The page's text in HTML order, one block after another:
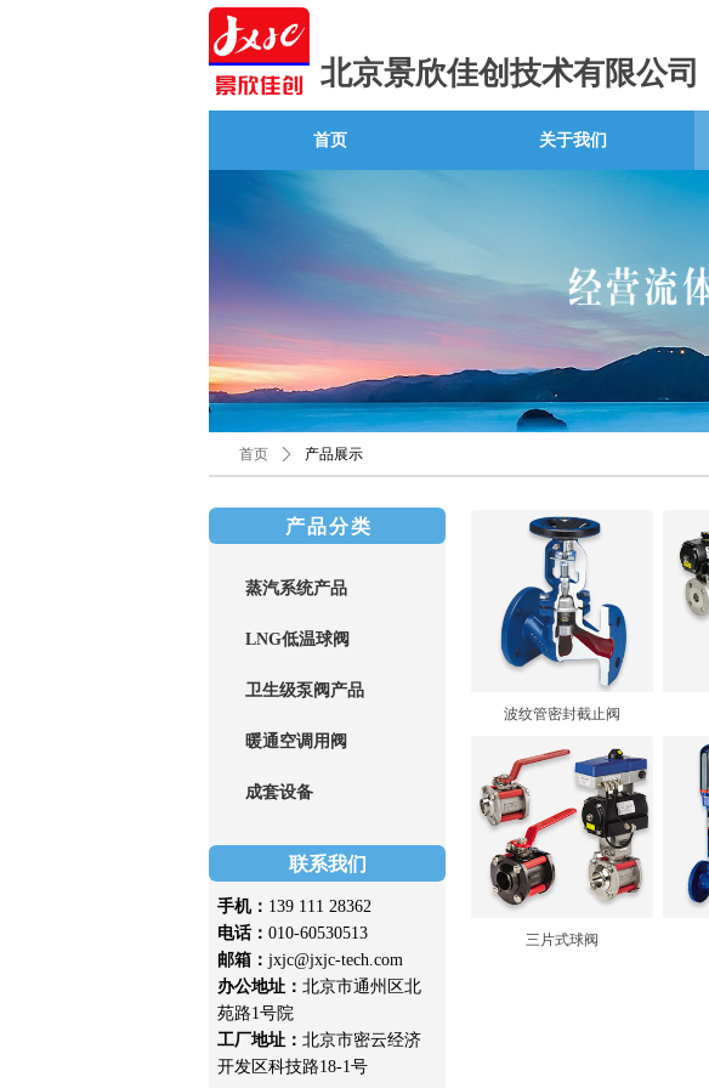
北京景欣佳创技术有限公司
首页 关于我们
首页 ꄲ 产品展示
产品分类
联系我们
蒸汽系统产品
LNG低温球阀
卫生级泵阀产品
暖通空调用阀
成套设备
手机： 139 111 28362
电话： 010-60530513
邮箱： jxjc@jxjc-tech.com
办公地址： 北京市通州区北
苑路1号院
工厂地址： 北京市密云经济
开发区科技路18-1号
波纹管密封截止阀
三片式球阀